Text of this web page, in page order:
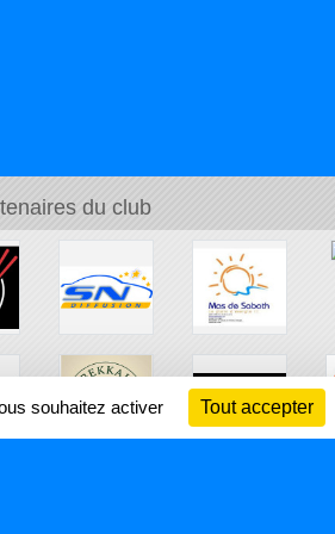
du club
souhaitez activer Tout accepter